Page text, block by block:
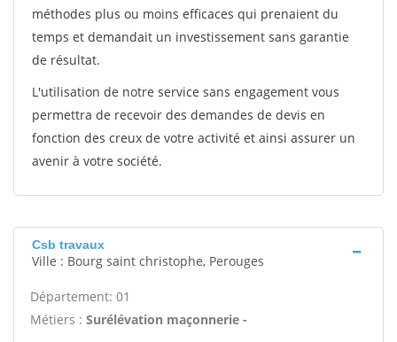
méthodes plus ou moins efficaces qui prenaient du
temps et demandait un investissement sans garantie
de résultat.
L'utilisation de notre service sans engagement vous
permettra de recevoir des demandes de devis en
fonction des creux de votre activité et ainsi assurer un
avenir à votre société.
Csb travaux
Ville : Bourg saint christophe, Perouges
Département: 01
Métiers : Surélévation maçonnerie -